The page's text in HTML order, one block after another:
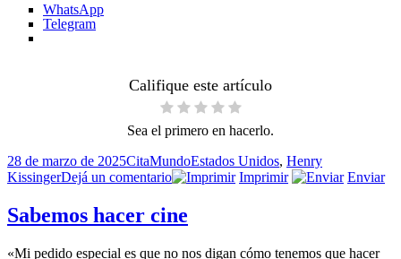
WhatsApp
Telegram
Califique este artículo
Sea el primero en hacerlo.
Publicado
el
28 de marzo de 2025Formato
CitaCategorías
MundoEtiquetas
Estados Unidos, Henry
KissingerDejá un comentarioen
Imprimir Enviar
Sabemos hacer cine
«Mi pedido especial es que no nos digan cómo tenemos que hacer